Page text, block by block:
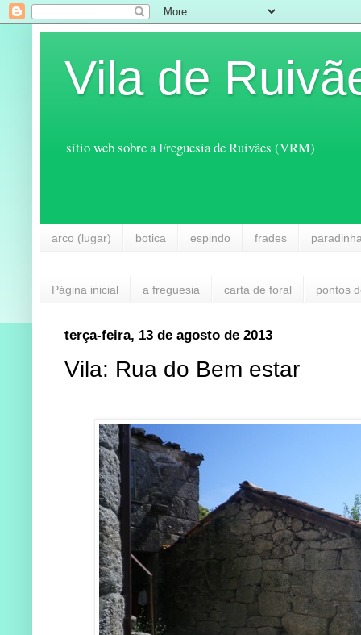
Vila de
sítio web sobre a Freguesia de Ruivães (VRM)
arco (lugar) botica espindo frades
Página inicial a freguesia carta de foral pontos
terça-feira, 13 de agosto de 2013
Vila: Rua do Bem estar